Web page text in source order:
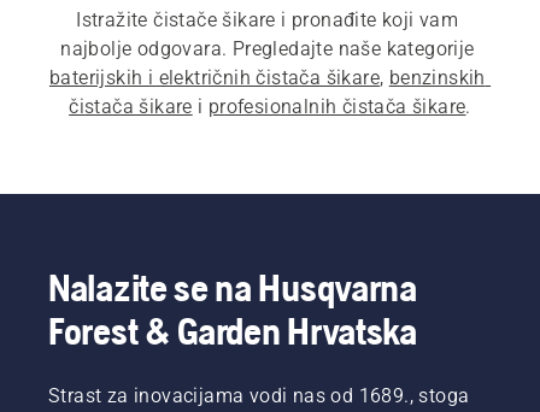
Istražite čistače šikare i pronađite koji vam
baterijskih i električnih čistača šikare, benzinskih
čistača šikare i profesionalnih čistača šikare.
Nalazite se na Husqvarna
Forest & Garden Hrvatska
Strast za inovacijama vodi nas od 1689., stoga